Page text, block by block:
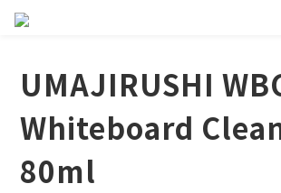
UMAJIRUSHI
Whiteboard
80ml